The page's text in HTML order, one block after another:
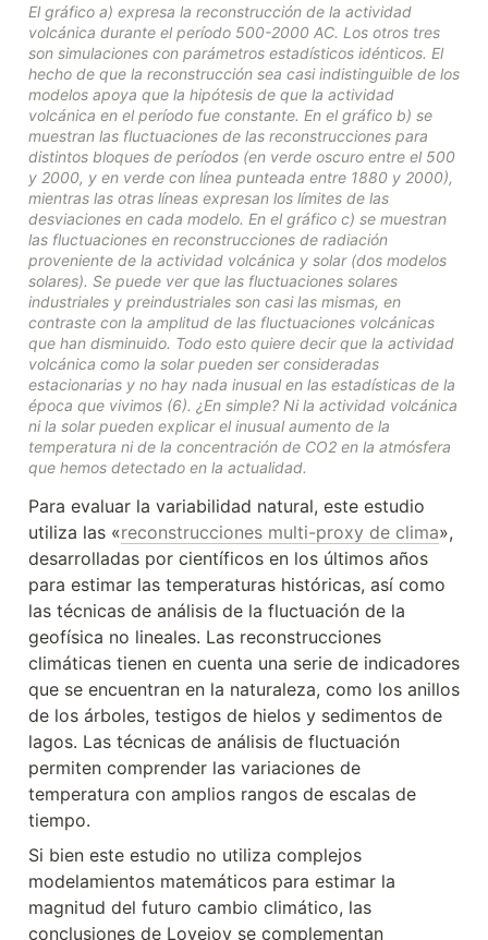
El gráfico a) expresa la reconstrucción de la actividad
volcánica durante el período 500-2000 AC. Los otros tres
son simulaciones con parámetros estadísticos idénticos. El
hecho de que la reconstrucción sea casi indistinguible de los
modelos apoya que la hipótesis de que la actividad
volcánica en el período fue constante. En el gráfico b) se
muestran las fluctuaciones de las reconstrucciones para
distintos bloques de períodos (en verde oscuro entre el 500
y 2000, y en verde con línea punteada entre 1880 y 2000),
mientras las otras líneas expresan los límites de las
desviaciones en cada modelo. En el gráfico c) se muestran
las fluctuaciones en reconstrucciones de radiación
proveniente de la actividad volcánica y solar (dos modelos
solares). Se puede ver que las fluctuaciones solares
industriales y preindustriales son casi las mismas, en
contraste con la amplitud de las fluctuaciones volcánicas
que han disminuido. Todo esto quiere decir que la actividad
volcánica como la solar pueden ser consideradas
estacionarias y no hay nada inusual en las estadísticas de la
época que vivimos (6). ¿En simple? Ni la actividad volcánica
ni la solar pueden explicar el inusual aumento de la
temperatura ni de la concentración de CO2 en la atmósfera
que hemos detectado en la actualidad.
Para evaluar la variabilidad natural, este estudio
utiliza las «reconstrucciones multi-proxy de clima»,
desarrolladas por científicos en los últimos años
para estimar las temperaturas históricas, así como
las técnicas de análisis de la fluctuación de la
geofísica no lineales. Las reconstrucciones
climáticas tienen en cuenta una serie de indicadores
que se encuentran en la naturaleza, como los anillos
de los árboles, testigos de hielos y sedimentos de
lagos. Las técnicas de análisis de fluctuación
permiten comprender las variaciones de
temperatura con amplios rangos de escalas de
tiempo.
Si bien este estudio no utiliza complejos
modelamientos matemáticos para estimar la
magnitud del futuro cambio climático, las
conclusiones de Lovejoy se complementan